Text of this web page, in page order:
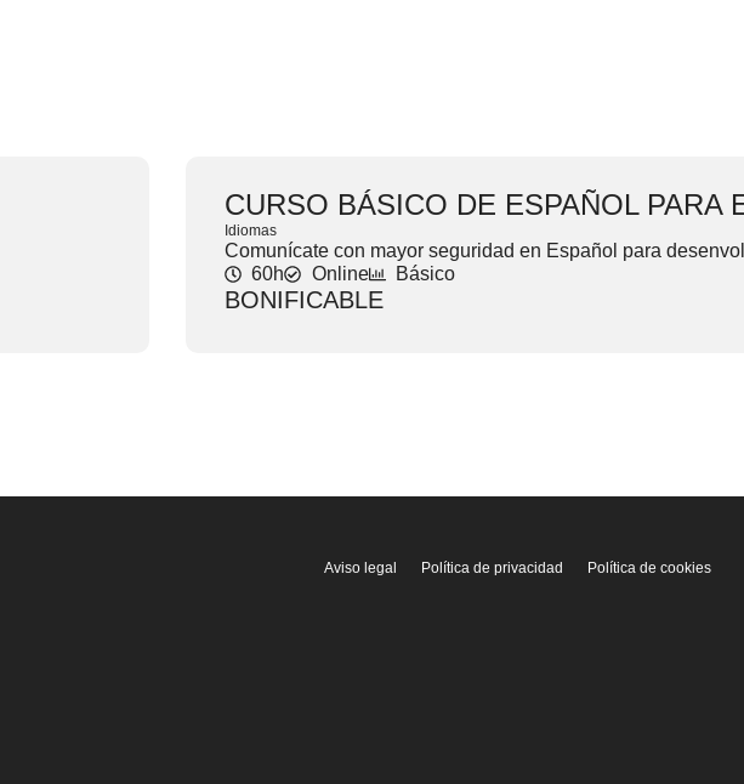
CURSO BÁSICO DE ESPAÑOL PARA
Idiomas
Comunícate con mayor seguridad en Español para
60h
Online Básico
BONIFICABLE
Aviso legal Política de privacidad Política de cookies